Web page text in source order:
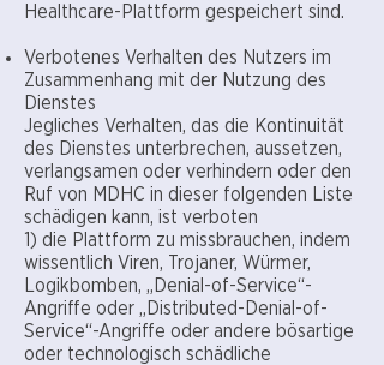
Healthcare-Plattform gespeichert sind.
Verbotenes Verhalten des Nutzers im
Zusammenhang mit der Nutzung des
Dienstes
Jegliches Verhalten, das die Kontinuität
des Dienstes unterbrechen, aussetzen,
verlangsamen oder verhindern oder den
Ruf von MDHC in dieser folgenden Liste
schädigen kann, ist verboten
1) die Plattform zu missbrauchen, indem
wissentlich Viren, Trojaner, Würmer,
Logikbomben, „Denial-of-Service“-
Angriffe oder „Distributed-Denial-of-
Service“-Angriffe oder andere bösartige
oder technologisch schädliche